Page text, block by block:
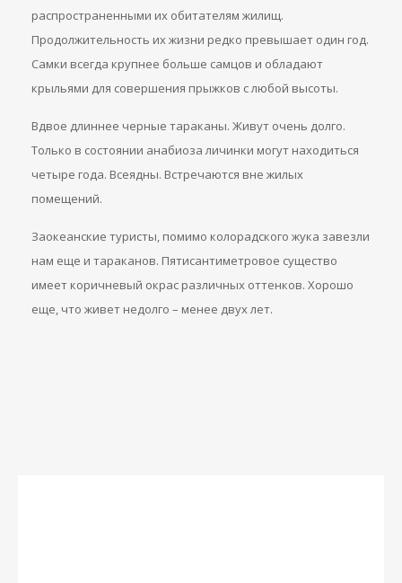
распространенными их обитателям жилищ.
Продолжительность их жизни редко превышает один год.
Самки всегда крупнее больше самцов и обладают
крыльями для совершения прыжков с любой высоты.
Вдвое длиннее черные тараканы. Живут очень долго.
Только в состоянии анабиоза личинки могут находиться
четыре года. Всеядны. Встречаются вне жилых
помещений.
Заокеанские туристы, помимо колорадского жука завезли
нам еще и тараканов. Пятисантиметровое существо
имеет коричневый окрас различных оттенков. Хорошо
еще, что живет недолго – менее двух лет.